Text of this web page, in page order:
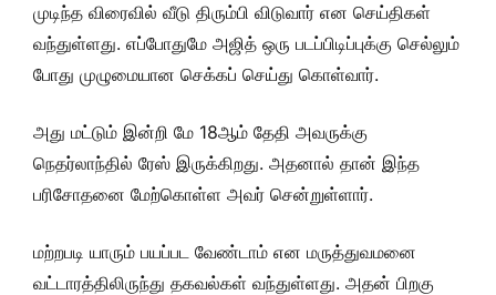
முடிந்த விரைவில் வீடு திரும்பி விடுவார் என செய்திகள்
வந்துள்ளது. எப்போதுமே அஜித் ஒரு படப்பிடிப்புக்கு செல்லும்
போது முழுமையான செக்கப் செய்து கொள்வார்.
அது மட்டும் இன்றி மே 18ஆம் தேதி அவருக்கு
நெதர்லாந்தில் ரேஸ் இருக்கிறது. அதனால் தான் இந்த
பரிசோதனை மேற்கொள்ள அவர் சென்றுள்ளார்.
மற்றபடி யாரும் பயப்பட வேண்டாம் என மருத்துவமனை
வட்டாரத்திலிருந்து தகவல்கள் வந்துள்ளது. அதன் பிறகு